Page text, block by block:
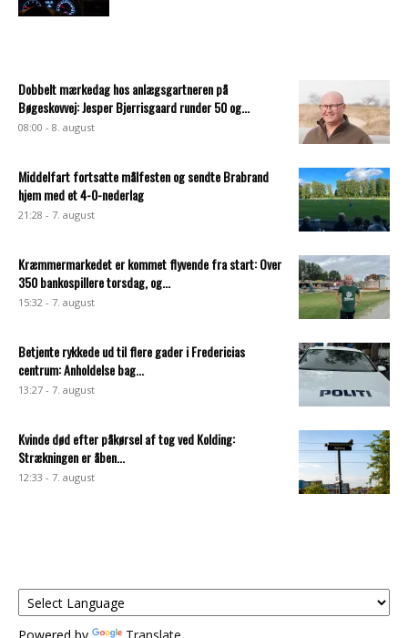
Dobbelt mærkedag hos anlægsgartneren på
Bøgeskovvej: Jesper Bjerrisgaard runder 50 og...
08:00 - 8. august
Middelfart fortsatte målfesten og sendte Brabrand
hjem med et 4-0-nederlag
21:28 - 7. august
Kræmmermarkedet er kommet flyvende fra start: Over
350 bankospillere torsdag, og...
15:32 - 7. august
Betjente rykkede ud til flere gader i Fredericias
centrum: Anholdelse bag...
13:27 - 7. august
Kvinde død efter påkørsel af tog ved Kolding:
Strækningen er åben...
12:33 - 7. august